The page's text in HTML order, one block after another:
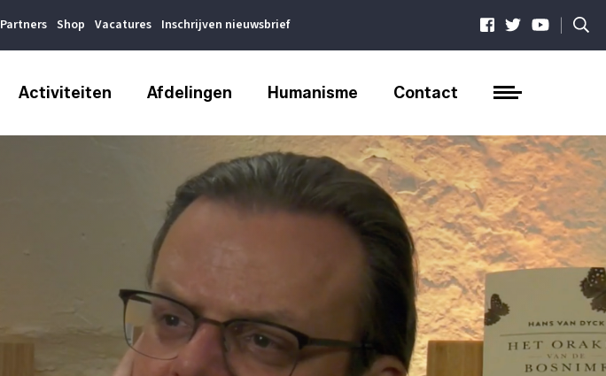
Partners Shop Vacatures Inschrijven nieuwsbrief |
Activiteiten Afdelingen Humanisme Contact